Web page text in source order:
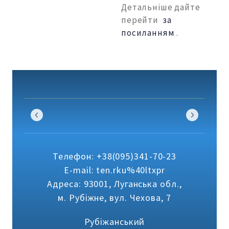
Детальніше дайте
перейти за
посиланням .
Телефон: +38(095)341-70-23
E-mail: ten.rku%40ltxpr
Адреса: 93001, Луганська обл.,
м. Рубіжне, вул. Чехова, 7
Рубіжанський